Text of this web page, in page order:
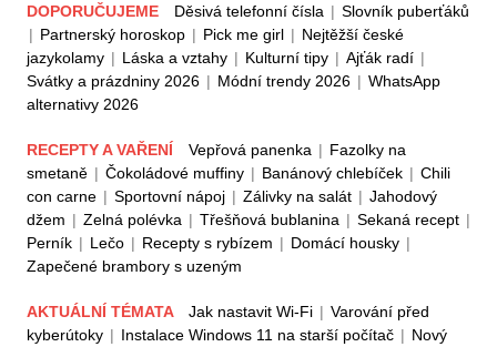
DOPORUČUJEME Děsivá telefonní čísla | Slovník puberťáků
| Partnerský horoskop | Pick me girl | Nejtěžší české
jazykolamy | Láska a vztahy | Kulturní tipy | Ajťák radí |
Svátky a prázdniny 2026 | Módní trendy 2026 | WhatsApp
alternativy 2026
RECEPTY A VAŘENÍ Vepřová panenka | Fazolky na
smetaně | Čokoládové muffiny | Banánový chlebíček | Chili
con carne | Sportovní nápoj | Zálivky na salát | Jahodový
džem | Zelná polévka | Třešňová bublanina | Sekaná recept |
Perník | Lečo | Recepty s rybízem | Domácí housky |
Zapečené brambory s uzeným
AKTUÁLNÍ TÉMATA Jak nastavit Wi-Fi | Varování před
kyberútoky | Instalace Windows 11 na starší počítač | Nový